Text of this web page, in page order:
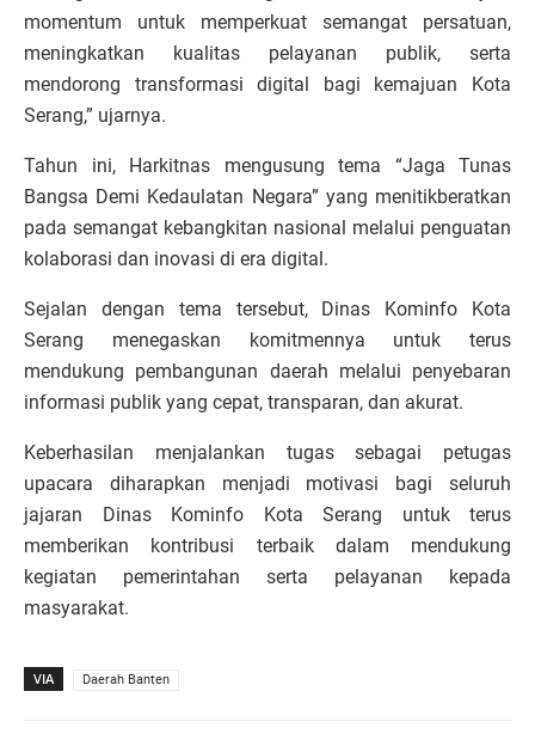
momentum untuk memperkuat semangat persatuan,
meningkatkan kualitas pelayanan publik, serta
mendorong transformasi digital bagi kemajuan Kota
Serang,” ujarnya.
Tahun ini, Harkitnas mengusung tema “Jaga Tunas
Bangsa Demi Kedaulatan Negara” yang menitikberatkan
pada semangat kebangkitan nasional melalui penguatan
kolaborasi dan inovasi di era digital.
Sejalan dengan tema tersebut, Dinas Kominfo Kota
Serang menegaskan komitmennya untuk terus
mendukung pembangunan daerah melalui penyebaran
informasi publik yang cepat, transparan, dan akurat.
Keberhasilan menjalankan tugas sebagai petugas
upacara diharapkan menjadi motivasi bagi seluruh
jajaran Dinas Kominfo Kota Serang untuk terus
memberikan kontribusi terbaik dalam mendukung
kegiatan pemerintahan serta pelayanan kepada
masyarakat.
VIA Daerah Banten